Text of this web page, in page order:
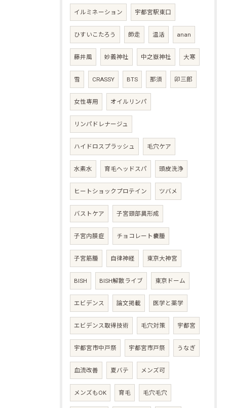
イルミネーション 宇都宮駅東口
ひすいこたろう 師走 温活 anan
藤井風 妙義神社 中之嶽神社 大寒
雪 CRASSY BTS 那須 卯三郎
女性専用 オイルリンパ
リンパドレナージュ
ハイドロスプラッシュ 毛穴ケア
水素水 育毛ヘッドスパ 頭皮洗浄
ヒートショックプロテイン ツバメ
バストケア 子宮頸部異形成
子宮内膜症 チョコレート嚢腫
子宮筋腫 自律神経 東京大神宮
BISH BISH解散ライブ 東京ドーム
エビデンス 論文掲載 医学と薬学
エビデンス取得技術 毛穴対策 宇都宮
宇都宮市中戸祭 宇都宮市戸祭 うなぎ
血流改善 夏バテ メンズ可
メンズもOK 育毛 毛穴毛穴